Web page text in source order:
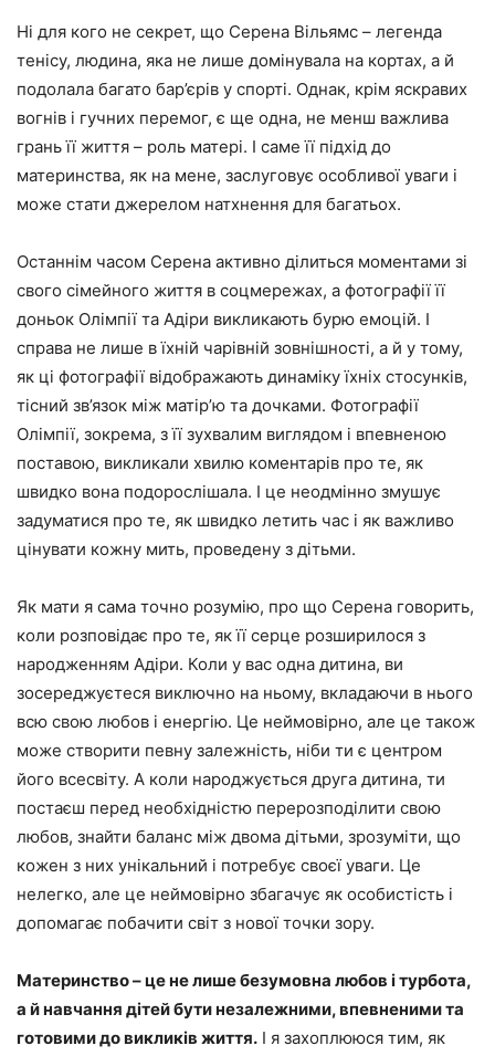
Ні для кого не секрет, що Серена Вільямс – легенда
тенісу, людина, яка не лише домінувала на кортах, а й
подолала багато бар’єрів у спорті. Однак, крім яскравих
вогнів і гучних перемог, є ще одна, не менш важлива
грань її життя – роль матері. І саме її підхід до
материнства, як на мене, заслуговує особливої ​​уваги і
може стати джерелом натхнення для багатьох.
Останнім часом Серена активно ділиться моментами зі
свого сімейного життя в соцмережах, а фотографії її
доньок Олімпії та Адіри викликають бурю емоцій. І
справа не лише в їхній чарівній зовнішності, а й у тому,
як ці фотографії відображають динаміку їхніх стосунків,
тісний зв’язок між матір’ю та дочками. Фотографії
Олімпії, зокрема, з її зухвалим виглядом і впевненою
поставою, викликали хвилю коментарів про те, як
швидко вона подорослішала. І це неодмінно змушує
задуматися про те, як швидко летить час і як важливо
цінувати кожну мить, проведену з дітьми.
Як мати я сама точно розумію, про що Серена говорить,
коли розповідає про те, як її серце розширилося з
народженням Адіри. Коли у вас одна дитина, ви
зосереджуєтеся виключно на ньому, вкладаючи в нього
всю свою любов і енергію. Це неймовірно, але це також
може створити певну залежність, ніби ти є центром
його всесвіту. А коли народжується друга дитина, ти
постаєш перед необхідністю перерозподілити свою
любов, знайти баланс між двома дітьми, зрозуміти, що
кожен з них унікальний і потребує своєї уваги. Це
нелегко, але це неймовірно збагачує як особистість і
допомагає побачити світ з нової точки зору.
Материнство – це не лише безумовна любов і турбота,
а й навчання дітей бути незалежними, впевненими та
готовими до викликів життя. І я захоплююся тим, як